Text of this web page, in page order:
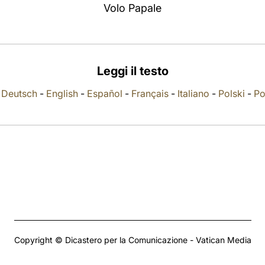
Volo Papale
Leggi il testo
Deutsch - English - Español - Français - Italiano - Polski -
Copyright © Dicastero per la Comunicazione - Vatican Media